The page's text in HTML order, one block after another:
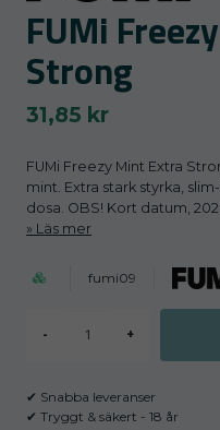
FUMi
Strong
31,85 kr
FUMi Freezy Mint Extra
mint. Extra stark styrka,
dosa. OBS! Kort datum,
Läs mer
fumi09
- +
✔ Snabba leveranser
✔ Tryggt & säkert - 18 år